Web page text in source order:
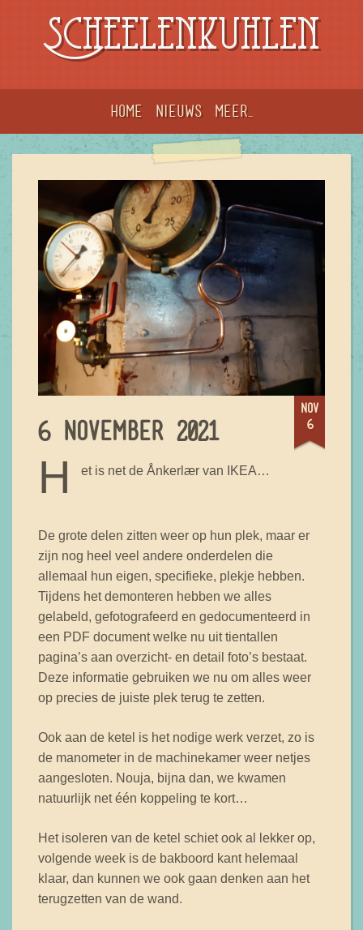
Scheelenkuhlen
Home Nieuws meer...
nov
6
6 NOVEMBER 2021
H et is net de Ånkerlær van IKEA…
De grote delen zitten weer op hun plek, maar er
zijn nog heel veel andere onderdelen die
allemaal hun eigen, specifieke, plekje hebben.
Tijdens het demonteren hebben we alles
gelabeld, gefotografeerd en gedocumenteerd in
een PDF document welke nu uit tientallen
pagina’s aan overzicht- en detail foto’s bestaat.
Deze informatie gebruiken we nu om alles weer
op precies de juiste plek terug te zetten.
Ook aan de ketel is het nodige werk verzet, zo is
de manometer in de machinekamer weer netjes
aangesloten. Nouja, bijna dan, we kwamen
natuurlijk net één koppeling te kort…
Het isoleren van de ketel schiet ook al lekker op,
volgende week is de bakboord kant helemaal
klaar, dan kunnen we ook gaan denken aan het
terugzetten van de wand.